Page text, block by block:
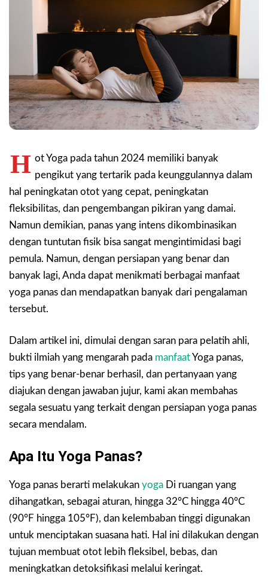
H ot Yoga pada tahun 2024 memiliki banyak
pengikut yang tertarik pada keunggulannya dalam
hal peningkatan otot yang cepat, peningkatan
fleksibilitas, dan pengembangan pikiran yang damai.
Namun demikian, panas yang intens dikombinasikan
dengan tuntutan fisik bisa sangat mengintimidasi bagi
pemula. Namun, dengan persiapan yang benar dan
banyak lagi, Anda dapat menikmati berbagai manfaat
yoga panas dan mendapatkan banyak dari pengalaman
tersebut.
Dalam artikel ini, dimulai dengan saran para pelatih ahli,
bukti ilmiah yang mengarah pada manfaatYoga panas,
tips yang benar-benar berhasil, dan pertanyaan yang
diajukan dengan jawaban jujur, kami akan membahas
segala sesuatu yang terkait dengan persiapan yoga panas
secara mendalam.
Apa Itu Yoga Panas?
Yoga panas berarti melakukan yoga Di ruangan yang
dihangatkan, sebagai aturan, hingga 32°C hingga 40°C
(90°F hingga 105°F), dan kelembaban tinggi digunakan
untuk menciptakan suasana hati. Hal ini dilakukan dengan
tujuan membuat otot lebih fleksibel, bebas, dan
meningkatkan detoksifikasi melalui keringat.